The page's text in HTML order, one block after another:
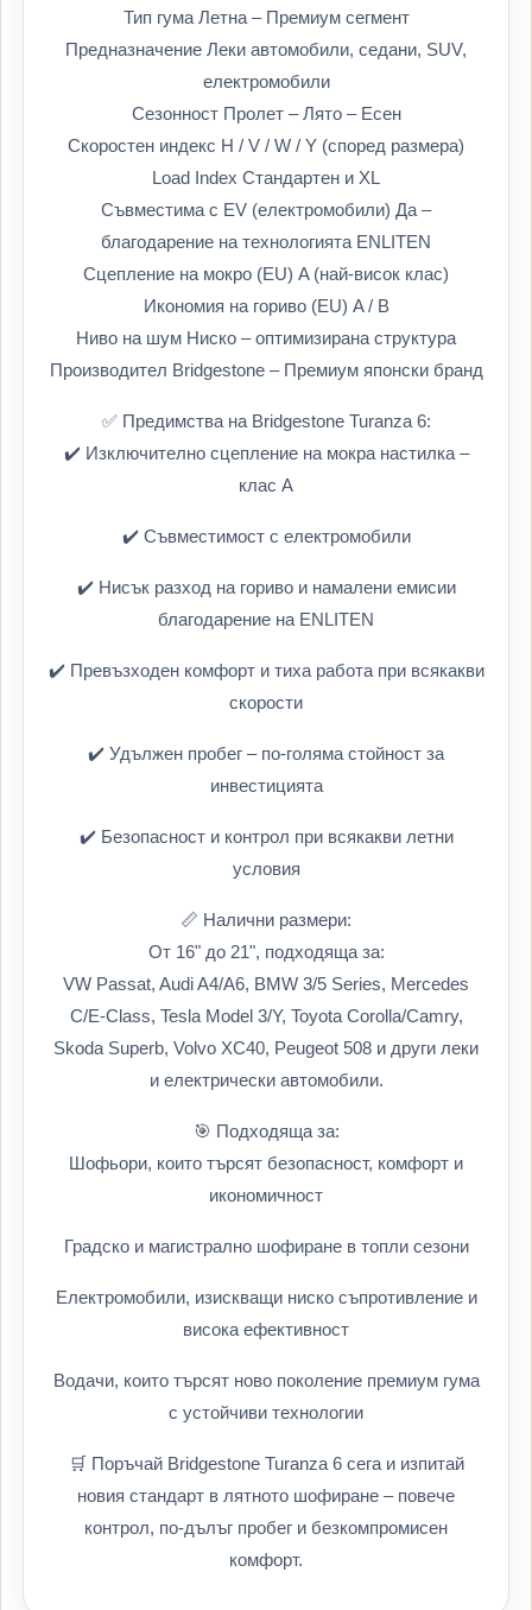
Тип гума Летна – Премиум сегмент
Предназначение Леки автомобили, седани, SUV,
електромобили
Сезонност Пролет – Лято – Есен
Скоростен индекс H / V / W / Y (според размера)
Load Index Стандартен и XL
Съвместима с EV (електромобили) Да –
благодарение на технологията ENLITEN
Сцепление на мокро (EU) A (най-висок клас)
Икономия на гориво (EU) A / B
Ниво на шум Ниско – оптимизирана структура
Производител Bridgestone – Премиум японски бранд
✅ Предимства на Bridgestone Turanza 6:
✔️ Изключително сцепление на мокра настилка –
клас A
✔️ Съвместимост с електромобили
✔️ Нисък разход на гориво и намалени емисии
благодарение на ENLITEN
✔️ Превъзходен комфорт и тиха работа при всякакви
скорости
✔️ Удължен пробег – по-голяма стойност за
инвестицията
✔️ Безопасност и контрол при всякакви летни
условия
📏 Налични размери:
От 16" до 21", подходяща за:
VW Passat, Audi A4/A6, BMW 3/5 Series, Mercedes
C/E-Class, Tesla Model 3/Y, Toyota Corolla/Camry,
Skoda Superb, Volvo XC40, Peugeot 508 и други леки
и електрически автомобили.
🎯 Подходяща за:
Шофьори, които търсят безопасност, комфорт и
икономичност
Градско и магистрално шофиране в топли сезони
Електромобили, изискващи ниско съпротивление и
висока ефективност
Водачи, които търсят ново поколение премиум гума
с устойчиви технологии
🛒 Поръчай Bridgestone Turanza 6 сега и изпитай
новия стандарт в лятното шофиране – повече
контрол, по-дълъг пробег и безкомпромисен
комфорт.